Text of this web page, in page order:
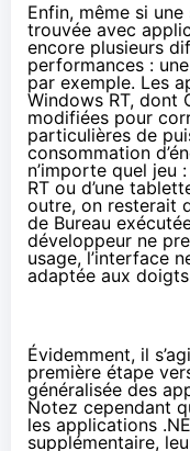
Enfin, même si
trouvée avec
encore plusieurs
performances :
par exemple. Les
Windows RT, dont
modifiées pour
particulières de
consommation
n’importe quel jeu
RT ou d’une
outre, on resterait
de Bureau
développeur ne
usage, l’interface
adaptée aux
Évidemment, il
première étape
généralisée des
Notez cependant
les applications
supplémentaire,